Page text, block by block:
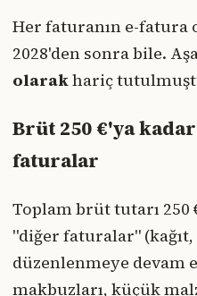
Her faturanın e-fatura
2028'den sonra bile.
olarakhariç
Brüt 250 €'ya
faturalar
Toplam brüt tutarı
"diğer faturalar" (kağıt,
düzenlenmeye devam
makbuzları, küçük